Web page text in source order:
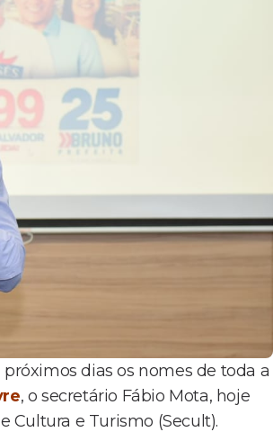
dias os nomes de toda a
, o secretário Fábio Mota, hoje
Cultura e Turismo (Secult).